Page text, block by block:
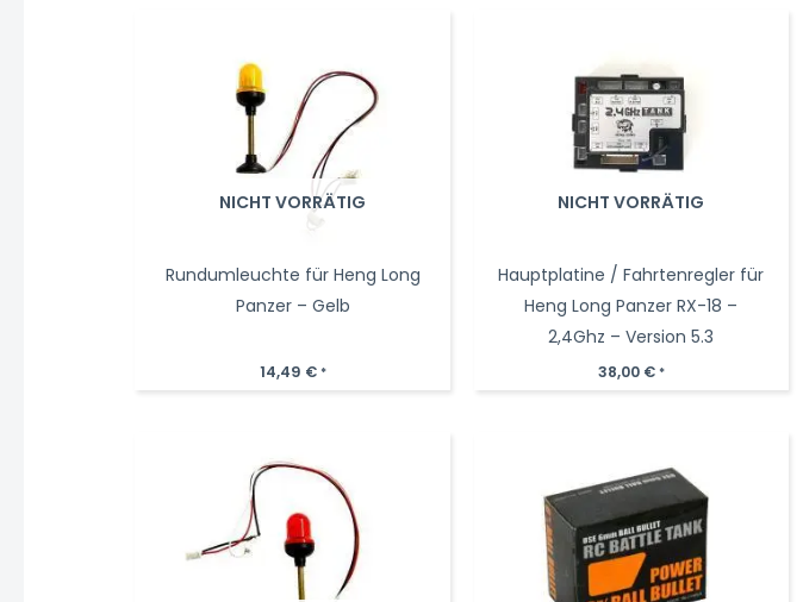
NICHT VORRÄTIG
Rundumleuchte für Heng Long
Panzer – Gelb
14,49 € *
NICHT VORRÄTIG
Hauptplatine / Fahrtenregler für
Heng Long Panzer RX-18 –
2,4Ghz – Version 5.3
38,00 € *